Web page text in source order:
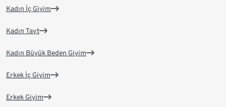
Kadın İç Giyim
Kadın Tayt
Kadın Büyük Beden Giyim
Erkek İç Giyim
Erkek Giyim